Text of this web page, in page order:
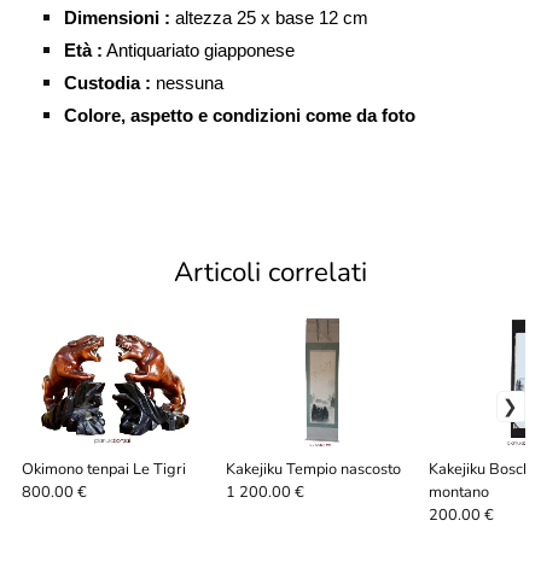
Dimensioni : altezza 25 x base 12 cm
Età : Antiquariato giapponese
Custodia : nessuna
Colore, aspetto e condizioni come da foto
Articoli correlati
Okimono tenpai Le Tigri
800.00 €
Kakejiku Tempio nascosto
1 200.00 €
Kakejiku
montano
200.00 €